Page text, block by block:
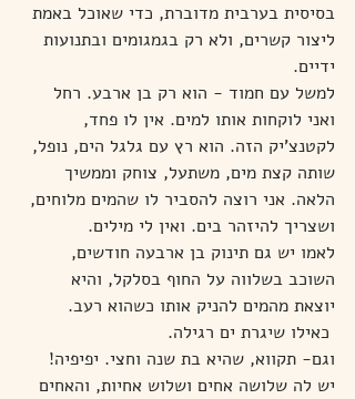
בסיסית בערבית מדוברת, כדי שאוכל באמת
ליצור קשרים, ולא רק בגמגומים ובתנועות
ידיים.
למשל עם חמוד - הוא רק בן ארבע. רחל
ואני לוקחות אותו למים. אין לו פחד,
לקטנצ'יק הזה. הוא רץ עם גלגל הים, נופל,
שותה קצת מים, משתעל, צוחק וממשיך
הלאה. אני רוצה להסביר לו שהמים מלוחים,
ושצריך להיזהר בים. ואין לי מילים.
לאמו יש גם תינוק בן ארבעה חודשים,
השוכב בשלווה על החוף בסלקל, והיא
יוצאת מהמים להניק אותו כשהוא רעב.
כאילו שיגרת ים רגילה.
וגם- תקווא, שהיא בת שנה וחצי. יפיפיה!
יש לה שלושה אחים ושלוש אחיות, והאחים